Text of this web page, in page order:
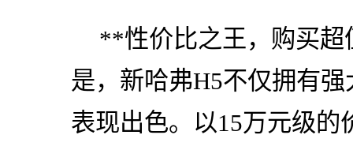
**性价比之王，购买
是，新哈弗H5不仅拥有
表现出色。以15万元级